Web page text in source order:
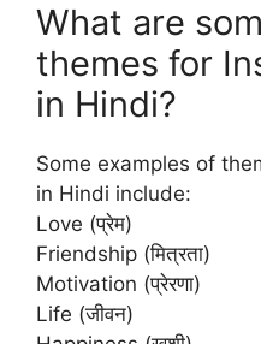
What are
themes for
in Hindi?
Some examples of
in Hindi include:
Love (प्रेम)
Friendship (मित्रता)
Motivation (प्रेरणा)
Life (जीवन)